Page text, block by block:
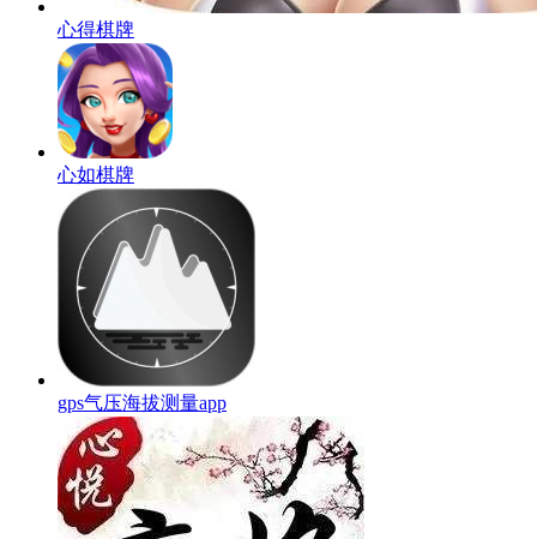
心得棋牌
心如棋牌
gps气压海拔测量app